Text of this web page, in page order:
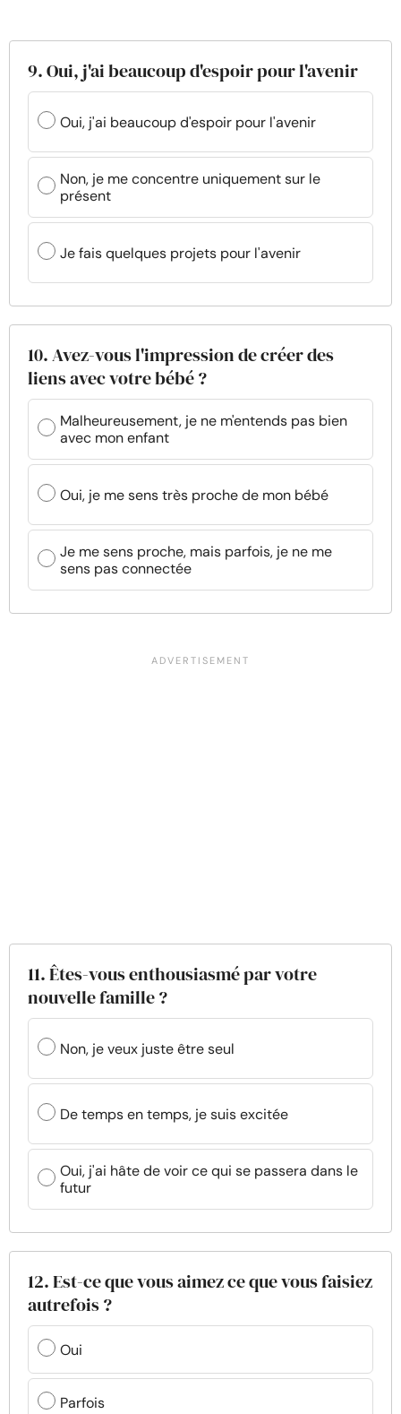
9. Oui, j'ai beaucoup d'espoir pour l'avenir
Oui, j'ai beaucoup d'espoir pour l'avenir
Non, je me concentre uniquement sur le
présent
Je fais quelques projets pour l'avenir
10. Avez-vous l'impression de créer des
liens avec votre bébé ?
Malheureusement, je ne m'entends pas bien
avec mon enfant
Oui, je me sens très proche de mon bébé
Je me sens proche, mais parfois, je ne me
sens pas connectée
11. Êtes-vous enthousiasmé par votre
nouvelle famille ?
Non, je veux juste être seul
De temps en temps, je suis excitée
Oui, j'ai hâte de voir ce qui se passera dans le
futur
12. Est-ce que vous aimez ce que vous faisiez
autrefois ?
Oui
Parfois